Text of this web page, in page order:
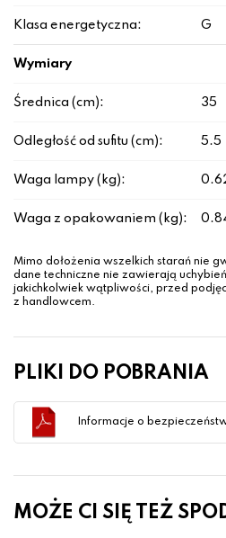
Klasa energetyczna: G
Wymiary
Średnica (cm): 35
Odległość od sufitu (cm): 5.5
Waga lampy (kg):
Waga z opakowaniem (kg):
Mimo dołożenia wszelkich starań nie
dane techniczne nie zawierają
jakichkolwiek wątpliwości, przed
z handlowcem.
PLIKI DO POBRANIA
Informacje o
MOŻE CI SIĘ TEŻ